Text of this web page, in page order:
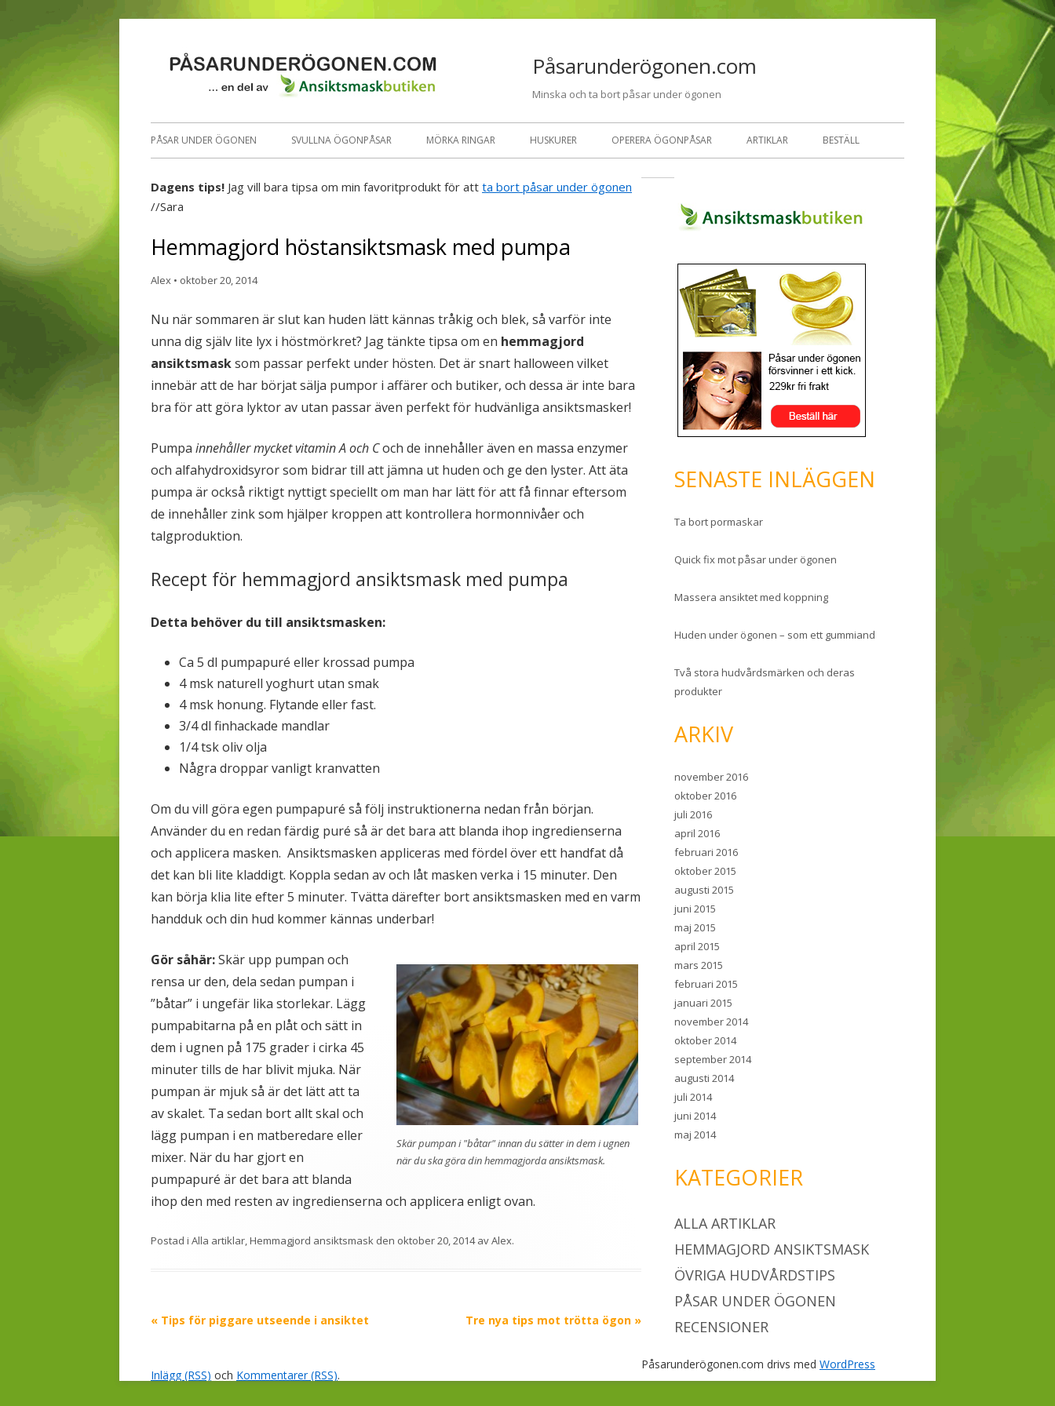
Påsarunderögonen.com
Minska och ta bort påsar under ögonen
PÅSAR UNDER ÖGONEN SVULLNA ÖGONPÅSAR MÖRKA RINGAR HUSKURER OPERERA ÖGONPÅSAR ARTIKLAR BESTÄLL
Dagens tips! Jag vill bara tipsa om min favoritprodukt för att ta bort påsar under ögonen
//Sara
Hemmagjord höstansiktsmask med pumpa
Alex • oktober 20, 2014
Nu när sommaren är slut kan huden lätt kännas tråkig och blek, så varför inte
unna dig själv lite lyx i höstmörkret? Jag tänkte tipsa om en hemmagjord
ansiktsmasksom passar perfekt under hösten. Det är snart halloween vilket
innebär att de har börjat sälja pumpor i affärer och butiker, och dessa är inte bara
bra för att göra lyktor av utan passar även perfekt för hudvänliga ansiktsmasker!
Pumpa innehåller mycket vitamin A och Coch de innehåller även en massa enzymer
och alfahydroxidsyror som bidrar till att jämna ut huden och ge den lyster. Att äta
pumpa är också riktigt nyttigt speciellt om man har lätt för att få finnar eftersom
de innehåller zink som hjälper kroppen att kontrollera hormonnivåer och
talgproduktion.
Recept för hemmagjord ansiktsmask med pumpa
Detta behöver du till ansiktsmasken:
Ca 5 dl pumpapuré eller krossad pumpa
4 msk naturell yoghurt utan smak
4 msk honung. Flytande eller fast.
3/4 dl finhackade mandlar
1/4 tsk oliv olja
Några droppar vanligt kranvatten
Om du vill göra egen pumpapuré så följ instruktionerna nedan från början.
Använder du en redan färdig puré så är det bara att blanda ihop ingredienserna
och applicera masken. Ansiktsmasken appliceras med fördel över ett handfat då
det kan bli lite kladdigt. Koppla sedan av och låt masken verka i 15 minuter. Den
kan börja klia lite efter 5 minuter. Tvätta därefter bort ansiktsmasken med en varm
handduk och din hud kommer kännas underbar!
Skär pumpan i "båtar" innan du sätter in dem i ugnen
när du ska göra din hemmagjorda ansiktsmask.
Gör såhär:Skär upp pumpan och
rensa ur den, dela sedan pumpan i
”båtar” i ungefär lika storlekar. Lägg
pumpabitarna på en plåt och sätt in
dem i ugnen på 175 grader i cirka 45
minuter tills de har blivit mjuka. När
pumpan är mjuk så är det lätt att ta
av skalet. Ta sedan bort allt skal och
lägg pumpan i en matberedare eller
mixer. När du har gjort en
pumpapuré är det bara att blanda
ihop den med resten av ingredienserna och applicera enligt ovan.
Postad i Alla artiklar,Hemmagjord ansiktsmask den oktober 20, 2014avAlex.
Inläggsnavigering
« Tips för piggare utseende i ansiktet Tre nya tips mot trötta ögon »
SENASTE INLÄGGEN
Ta bort pormaskar
Quick fix mot påsar under ögonen
Massera ansiktet med koppning
Huden under ögonen – som ett gummiand
Två stora hudvårdsmärken och deras
produkter
ARKIV
november 2016
oktober 2016
juli 2016
april 2016
februari 2016
oktober 2015
augusti 2015
juni 2015
maj 2015
april 2015
mars 2015
februari 2015
januari 2015
november 2014
oktober 2014
september 2014
augusti 2014
juli 2014
juni 2014
maj 2014
KATEGORIER
ALLA ARTIKLAR
HEMMAGJORD ANSIKTSMASK
ÖVRIGA HUDVÅRDSTIPS
PÅSAR UNDER ÖGONEN
RECENSIONER
Påsarunderögonen.com drivs med WordPress
Inlägg (RSS) och Kommentarer (RSS).